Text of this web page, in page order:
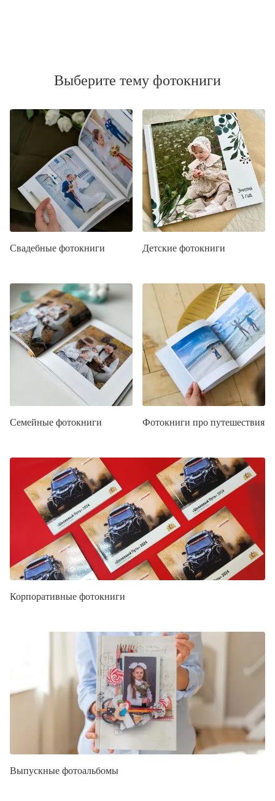
Выберите тему фотокниги
Свадебные фотокниги Детские фотокниги
Семейные фотокниги Фотокниги про путешествия
Корпоративные фотокниги
Выпускные фотоальбомы